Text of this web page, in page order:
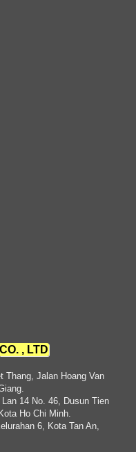
CO. , LTD
Thang, Jalan Hoang Van
14 No. 46, Dusun Tien
Ho Chi Minh.
6, Kota Tan An,